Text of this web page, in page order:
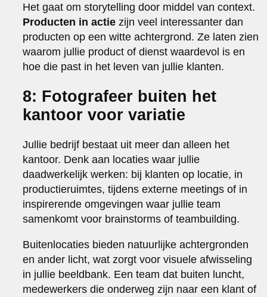
Het gaat om storytelling door middel van context.
Producten in actie zijn veel interessanter dan
producten op een witte achtergrond. Ze laten zien
waarom jullie product of dienst waardevol is en
hoe die past in het leven van jullie klanten.
8: Fotografeer buiten het
kantoor voor variatie
Jullie bedrijf bestaat uit meer dan alleen het
kantoor. Denk aan locaties waar jullie
daadwerkelijk werken: bij klanten op locatie, in
productieruimtes, tijdens externe meetings of in
inspirerende omgevingen waar jullie team
samenkomt voor brainstorms of teambuilding.
Buitenlocaties bieden natuurlijke achtergronden
en ander licht, wat zorgt voor visuele afwisseling
in jullie beeldbank. Een team dat buiten luncht,
medewerkers die onderweg zijn naar een klant of